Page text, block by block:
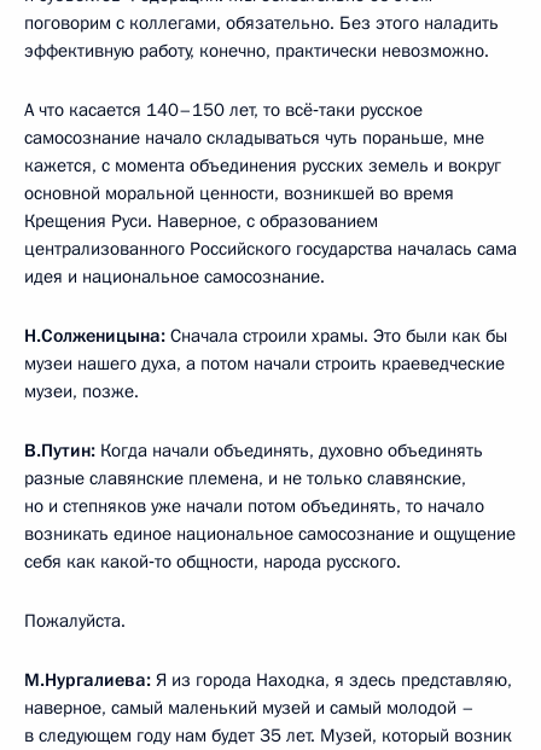
поговорим с коллегами, обязательно. Без этого наладить
эффективную работу, конечно, практически невозможно.
А что касается 140–150 лет, то всё‑таки русское
самосознание начало складываться чуть пораньше, мне
кажется, с момента объединения русских земель и вокруг
основной моральной ценности, возникшей во время
Крещения Руси. Наверное, с образованием
централизованного Российского государства началась сама
идея и национальное самосознание.
Н.Солженицына: Сначала строили храмы. Это были как бы
музеи нашего духа, а потом начали строить краеведческие
музеи, позже.
В.Путин: Когда начали объединять, духовно объединять
разные славянские племена, и не только славянские,
но и степняков уже начали потом объединять, то начало
возникать единое национальное самосознание и ощущение
себя как какой‑то общности, народа русского.
Пожалуйста.
М.Нургалиева: Я из города Находка, я здесь представляю,
наверное, самый маленький музей и самый молодой –
в следующем году нам будет 35 лет. Музей, который возник